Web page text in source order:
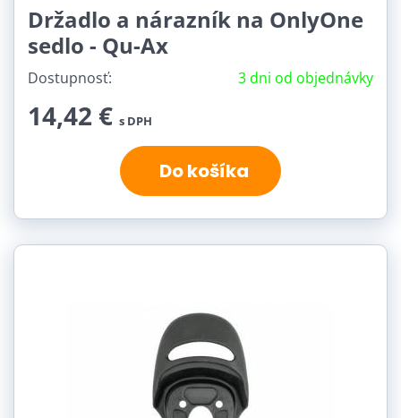
Držadlo a nárazník na OnlyOne
sedlo - Qu-Ax
Dostupnosť: 3 dni od objednávky
14,42 € s DPH
Do košíka